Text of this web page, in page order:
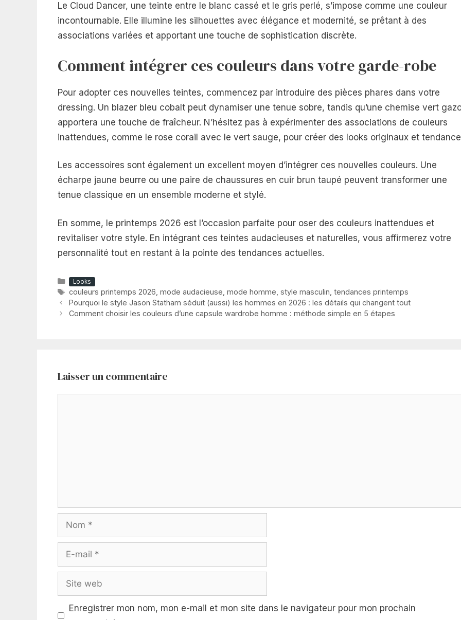
Le Cloud Dancer, une teinte entre le blanc cassé et le gris perlé, s’impose comme une couleur
incontournable. Elle illumine les silhouettes avec élégance et modernité, se prêtant à des
associations variées et apportant une touche de sophistication discrète.
Comment intégrer ces couleurs dans votre garde-robe
Pour adopter ces nouvelles teintes, commencez par introduire des pièces phares dans votre
dressing. Un blazer bleu cobalt peut dynamiser une tenue sobre, tandis qu’une chemise vert
apportera une touche de fraîcheur. N’hésitez pas à expérimenter des associations de couleurs
inattendues, comme le rose corail avec le vert sauge, pour créer des looks originaux et
Les accessoires sont également un excellent moyen d’intégrer ces nouvelles couleurs. Une
écharpe jaune beurre ou une paire de chaussures en cuir brun taupé peuvent transformer une
tenue classique en un ensemble moderne et stylé.
En somme, le printemps 2026 est l’occasion parfaite pour oser des couleurs inattendues et
revitaliser votre style. En intégrant ces teintes audacieuses et naturelles, vous affirmerez votre
personnalité tout en restant à la pointe des tendances actuelles.
Catégories
Looks
Étiquettes
couleurs printemps 2026 mode audacieuse mode homme style masculin tendances printemps
Pourquoi le style Jason Statham séduit (aussi) les hommes en 2026 : les détails qui changent tout
Comment choisir les couleurs d’une capsule wardrobe homme : méthode simple en 5 étapes
Laisser un commentaire
Nom
mail
Site
web
Enregistrer mon nom, mon e-mail et mon site dans le navigateur pour mon prochain